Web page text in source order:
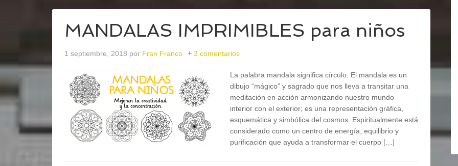
MANDALAS IMPRIMIBLES para niños
1 septiembre, 2018 por Fran Franco 3 comentarios
La palabra mandala significa círculo. El mandala es un
dibujo “mágico” y sagrado que nos lleva a transitar una
meditación en acción armonizando nuestro mundo
interior con el exterior; es una representación gráfica,
esquemática y simbólica del cosmos. Espiritualmente está
considerado como un centro de energía, equilibrio y
purificación que ayuda a transformar el cuerpo […]